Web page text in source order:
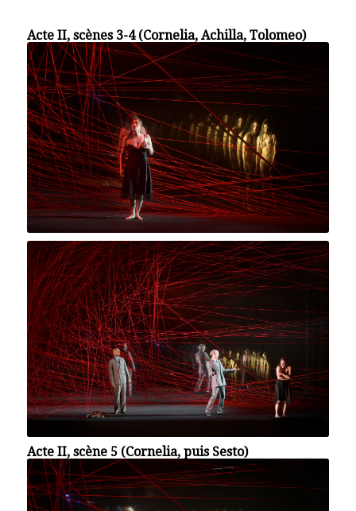
Acte II, scènes 3-4 (Cornelia, Achilla, Tolomeo)
Acte II, scène 5 (Cornelia, puis Sesto)